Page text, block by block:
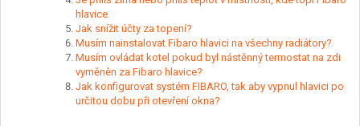
hlavice.
Jak snížit účty za topení?
Musím nainstalovat Fibaro hlavici na všechny radiátory?
Musím ovládat kotel pokud byl nástěnný termostat na zdi
vyměněn za Fibaro hlavice?
Jak konfigurovat systém FIBARO, tak aby vypnul hlavici po
určitou dobu při otevření okna?